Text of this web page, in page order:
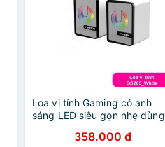
Loa vi tính Gaming có ánh
sáng LED siêu gọn nhẹ dùng
thoại - Fantech GS203 BEAT
358.000 đ